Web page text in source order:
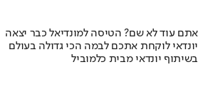
אתם עוד לא שם? הטיסה למונדיאל כבר יצאה
יונדאי לוקחת אתכם לבמה הכי גדולה בעולם
בשיתוף יונדאי מבית כלמוביל